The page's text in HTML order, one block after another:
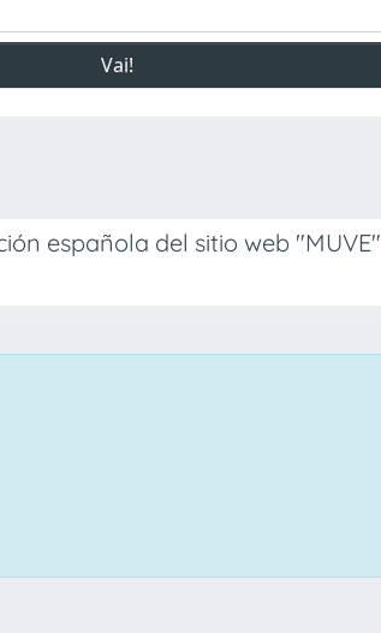
española del sitio web "MUVE"